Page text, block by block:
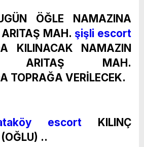
ÖĞLE NAMAZINA
MAH. şişli escort
KILINACAK NAMAZIN
ARITAŞ MAH.
TOPRAĞA VERİLECEK.
escort KILINÇ
..